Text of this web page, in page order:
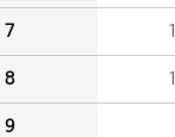
7
8
9